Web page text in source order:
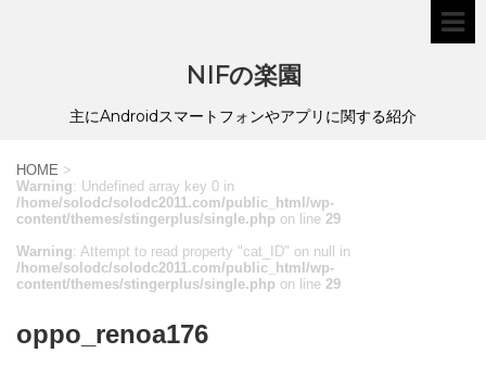
NIFの楽園
主にAndroidスマートフォンやアプリに関する紹介
HOME >
Warning: Undefined array key 0 in
/home/solodc/solodc2011.com/public_html/wp-
content/themes/stingerplus/single.php on line 29
Warning: Attempt to read property "cat_ID" on null in
/home/solodc/solodc2011.com/public_html/wp-
content/themes/stingerplus/single.php on line 29
oppo_renoa176